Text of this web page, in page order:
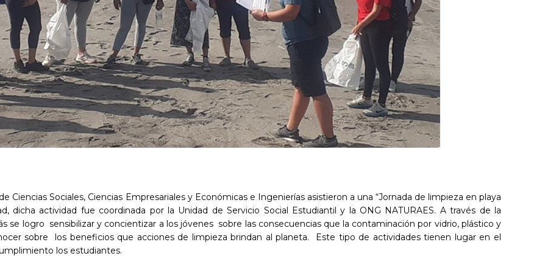
Ciencias Sociales, Ciencias Empresariales y Económicas e Ingenierías asistieron a una “Jornada de limpieza en playa
dicha actividad fue coordinada por la Unidad de Servicio Social Estudiantil y la ONG NATURAES. A través de la
se logro sensibilizar y concientizar a los jóvenes sobre las consecuencias que la contaminación por vidrio, plástico y
sobre los beneficios que acciones de limpieza brindan al planeta. Este tipo de actividades tienen lugar en el
los estudiantes.